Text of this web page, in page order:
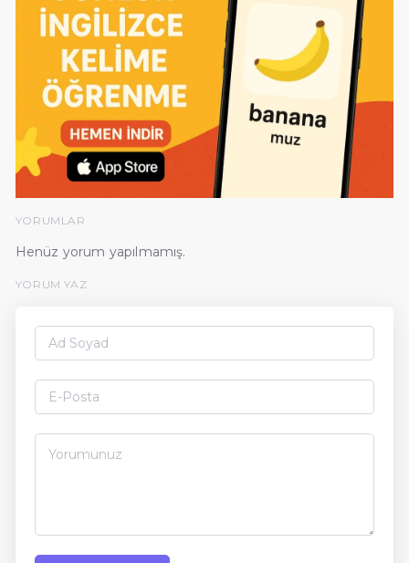
YORUMLAR
Henüz yorum yapılmamış.
YORUM YAZ